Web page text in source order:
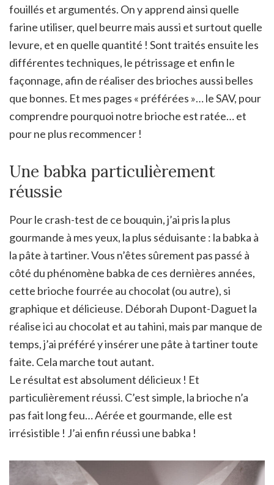
fouillés et argumentés. On y apprend ainsi quelle
farine utiliser, quel beurre mais aussi et surtout quelle
levure, et en quelle quantité ! Sont traités ensuite les
différentes techniques, le pétrissage et enfin le
façonnage, afin de réaliser des brioches aussi belles
que bonnes. Et mes pages « préférées »… le SAV, pour
comprendre pourquoi notre brioche est ratée… et
pour ne plus recommencer !
Une babka particulièrement
réussie
Pour le crash-test de ce bouquin, j’ai pris la plus
gourmande à mes yeux, la plus séduisante : la babka à
la pâte à tartiner. Vous n’êtes sûrement pas passé à
côté du phénomène babka de ces dernières années,
cette brioche fourrée au chocolat (ou autre), si
graphique et délicieuse. Déborah Dupont-Daguet la
réalise ici au chocolat et au tahini, mais par manque de
temps, j’ai préféré y insérer une pâte à tartiner toute
faite. Cela marche tout autant.
Le résultat est absolument délicieux ! Et
particulièrement réussi. C’est simple, la brioche n’a
pas fait long feu… Aérée et gourmande, elle est
irrésistible ! J’ai enfin réussi une babka !